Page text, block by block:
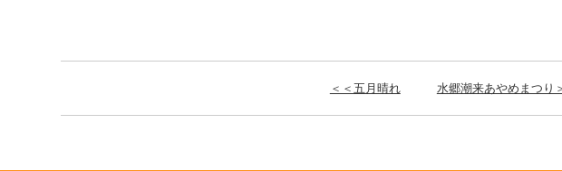
＜＜五月晴れ 水郷潮来あやめまつり